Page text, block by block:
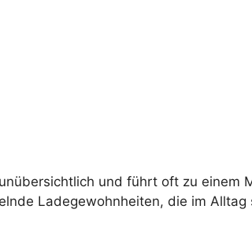
und führt oft zu einem
Ladegewohnheiten, die im Alltag